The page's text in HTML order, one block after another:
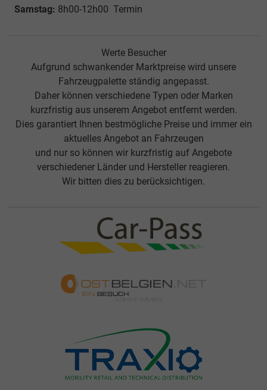
Samstag: 8h00-12h00 Termin
Werte Besucher
Aufgrund schwankender Marktpreise wird unsere
Fahrzeugpalette ständig angepasst.
Daher können verschiedene Typen oder Marken
kurzfristig aus unserem Angebot entfernt werden.
Dies garantiert Ihnen bestmögliche Preise und immer ein
aktuelles Angebot an Fahrzeugen
und nur so können wir kurzfristig auf Angebote
verschiedener Länder und Hersteller reagieren.
Wir bitten dies zu berücksichtigen.